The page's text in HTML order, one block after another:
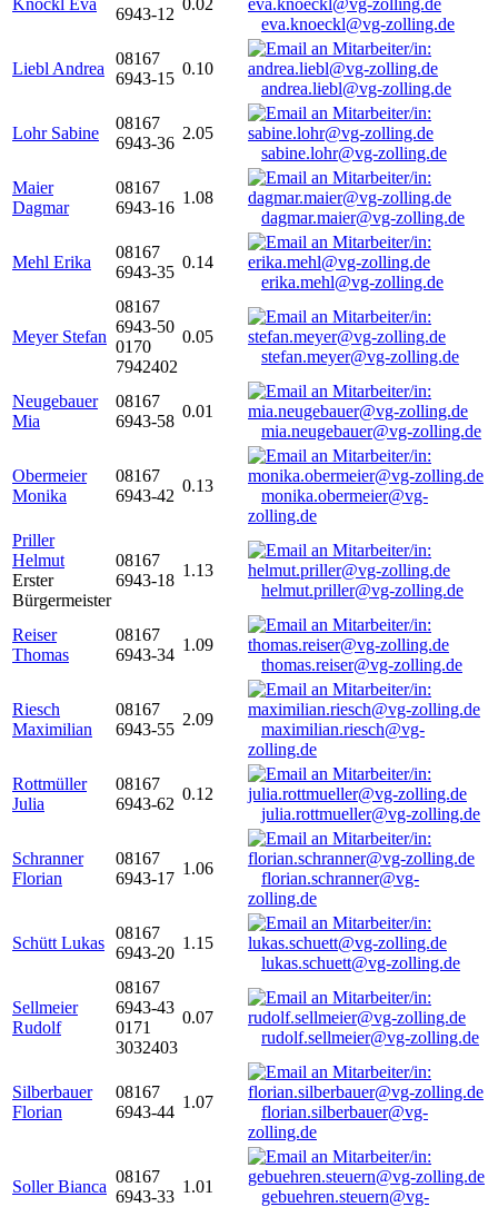
Knöckl Eva
6943-12
0.02
eva.knoeckl@vg-zolling.de
Liebl Andrea
08167
6943-15
0.10
andrea.liebl@vg-zolling.de
Lohr Sabine
08167
6943-36
2.05
sabine.lohr@vg-zolling.de
Maier
Dagmar
08167
6943-16
1.08
dagmar.maier@vg-zolling.de
Mehl Erika
08167
6943-35
0.14
erika.mehl@vg-zolling.de
Meyer Stefan
08167
6943-50
0170
7942402
0.05
stefan.meyer@vg-zolling.de
Neugebauer
Mia
08167
6943-58
0.01
mia.neugebauer@vg-zolling.de
Obermeier
Monika
08167
6943-42
0.13
monika.obermeier@vg-
zolling.de
Priller
Helmut
Erster
Bürgermeister
08167
6943-18
1.13
helmut.priller@vg-zolling.de
Reiser
Thomas
08167
6943-34
1.09
thomas.reiser@vg-zolling.de
Riesch
Maximilian
08167
6943-55
2.09
maximilian.riesch@vg-
zolling.de
Rottmüller
Julia
08167
6943-62
0.12
julia.rottmueller@vg-zolling.de
Schranner
Florian
08167
6943-17
1.06
florian.schranner@vg-
zolling.de
Schütt Lukas
08167
6943-20
1.15
lukas.schuett@vg-zolling.de
Sellmeier
Rudolf
08167
6943-43
0171
3032403
0.07
rudolf.sellmeier@vg-zolling.de
Silberbauer
Florian
08167
6943-44
1.07
florian.silberbauer@vg-
zolling.de
Soller Bianca
08167
6943-33
1.01
gebuehren.steuern@vg-